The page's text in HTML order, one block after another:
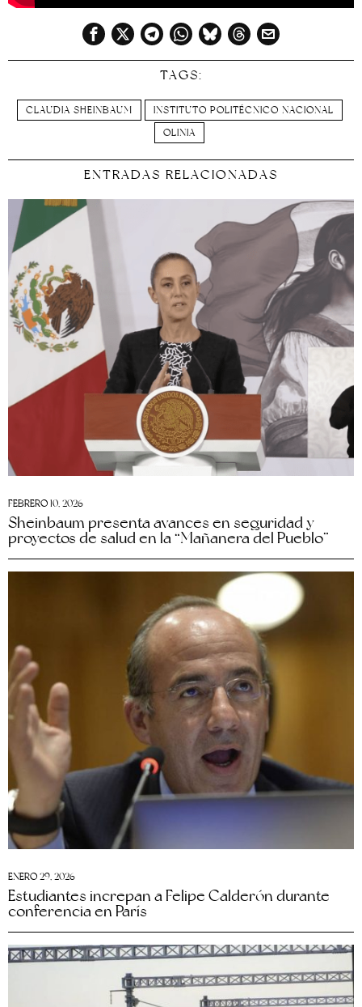
TAGS:
CLAUDIA SHEINBAUM
INSTITUTO POLITÉCNICO NACIONAL
OLINIA
ENTRADAS RELACIONADAS
FEBRERO 10, 2026
Sheinbaum presenta avances en seguridad y
proyectos de salud en la “Mañanera del Pueblo”
ENERO 29, 2026
Estudiantes increpan a Felipe Calderón durante
conferencia en París